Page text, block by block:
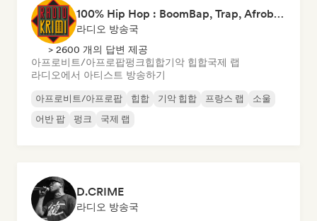
100% Hip Hop : BoomBap, Trap, Afrobeats !
라디오 방송국
> 2600 개의 답변 제공
아프로비트/아프로팝펑크힙합기악 힙합국제 랩
라디오에서 아티스트 방송하기
아프로비트/아프로팝 힙합 기악 힙합 프랑스 랩
소울
어반 팝
펑크 국제 랩
D.CRIME
라디오 방송국